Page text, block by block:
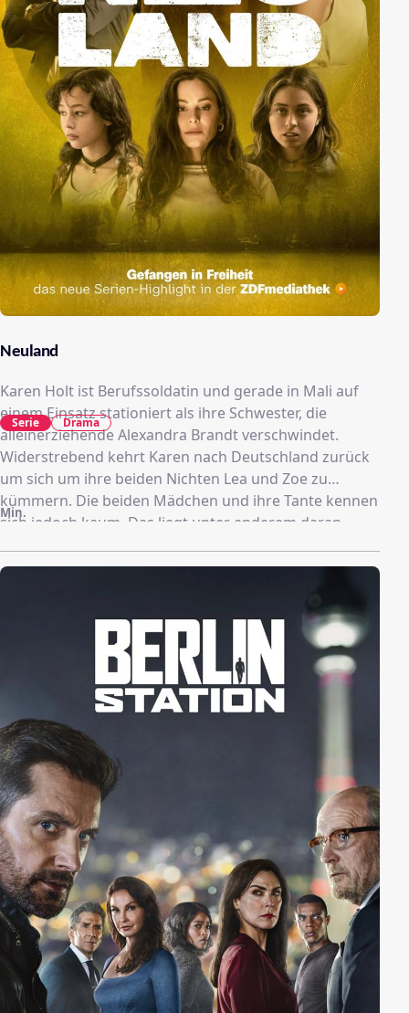
Neuland
Karen Holt ist Berufssoldatin und gerade in Mali auf
einem Einsatz stationiert als ihre Schwester, die
alleinerziehende Alexandra Brandt verschwindet.
Widerstrebend kehrt Karen nach Deutschland zurück
um sich um ihre beiden Nichten Lea und Zoe zu
kümmern. Die beiden Mädchen und ihre Tante kennen
sich jedoch kaum. Das liegt unter anderem daran,
tabletten- und alkoholabhängig ist und zu ihrer Familie
Min.
Serie Drama